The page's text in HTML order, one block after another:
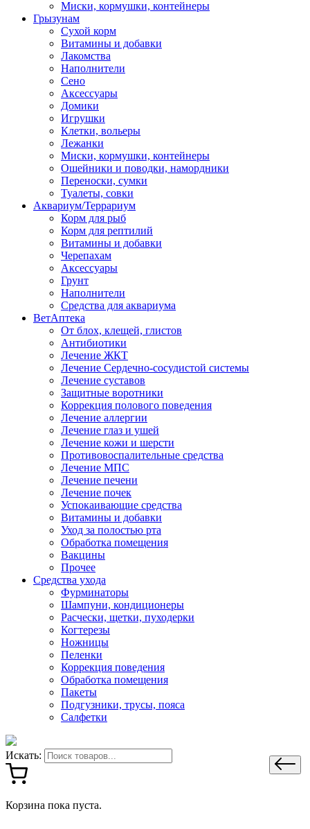
Миски, кормушки, контейнеры
Грызунам
Сухой корм
Витамины и добавки
Лакомства
Наполнители
Сено
Аксессуары
Домики
Игрушки
Клетки, вольеры
Лежанки
Миски, кормушки, контейнеры
Ошейники и поводки, намордники
Переноски, сумки
Туалеты, совки
Аквариум/Террариум
Корм для рыб
Корм для рептилий
Витамины и добавки
Черепахам
Аксессуары
Грунт
Наполнители
Средства для аквариума
ВетАптека
От блох, клещей, глистов
Антибиотики
Лечение ЖКТ
Лечение Сердечно-сосудистой системы
Лечение суставов
Защитные воротники
Коррекция полового поведения
Лечение аллергии
Лечение глаз и ушей
Лечение кожи и шерсти
Противовоспалительные средства
Лечение МПС
Лечение печени
Лечение почек
Успокаивающие средства
Витамины и добавки
Уход за полостью рта
Обработка помещения
Вакцины
Прочее
Средства ухода
Фурминаторы
Шампуни, кондиционеры
Расчески, щетки, пуходерки
Когтерезы
Ножницы
Пеленки
Коррекция поведения
Обработка помещения
Пакеты
Подгузники, трусы, пояса
Салфетки
Искать:
Корзина пока пуста.